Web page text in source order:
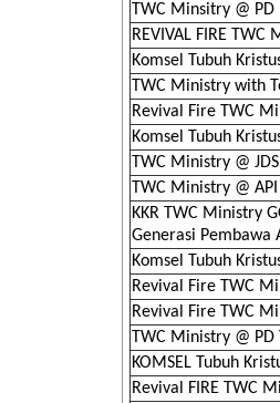
TWC Minsitry @ PD
REVIVAL FIRE
Komsel Tubuh
TWC Ministry with
Revival Fire TWC
Komsel Tubuh
TWC Ministry @
TWC Ministry @
KKR TWC Ministry
Generasi Pembawa
Komsel Tubuh
Revival Fire TWC
Revival Fire TWC
TWC Ministry @
KOMSEL Tubuh
Revival FIRE TWC